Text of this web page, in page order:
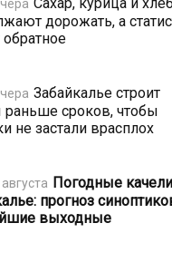
дорожать, а
обратное
Забайкалье строит
сроков, чтобы
не застали врасплох
Погодные
прогноз
выходные